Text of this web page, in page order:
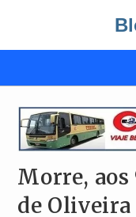
o
Morre, aos
de Oliveira